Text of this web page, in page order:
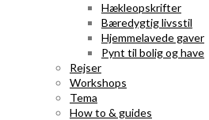
Hækleopskrifter
Bæredygtig livsstil
Hjemmelavede gaver
Pynt til bolig og have
Rejser
Workshops
Tema
How to & guides